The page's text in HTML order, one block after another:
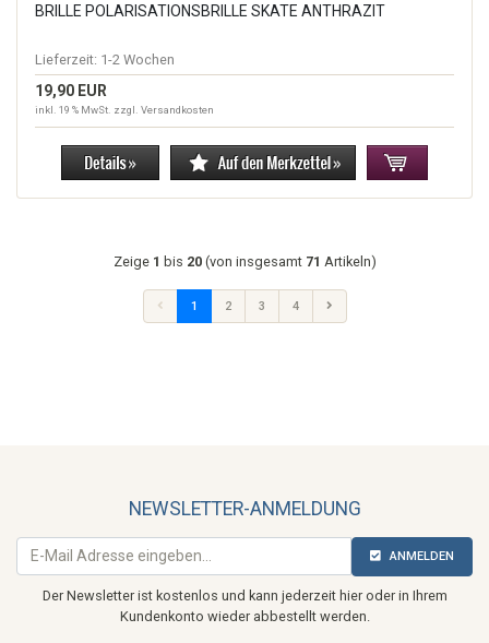
BRILLE POLARISATIONSBRILLE SKATE ANTHRAZIT
Lieferzeit: 1-2 Wochen
19,90 EUR
inkl. 19 % MwSt. zzgl. Versandkosten
Zeige 1 bis 20(von insgesamt 71 Artikeln)
1 2 3 4
NEWSLETTER-ANMELDUNG
ANMELDEN
Der Newsletter ist kostenlos und kann jederzeit hier oder in Ihrem
Kundenkonto wieder abbestellt werden.